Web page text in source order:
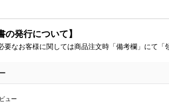
の発行について】
要なお客様に関しては商品注文時「備考欄」にて「
ュー